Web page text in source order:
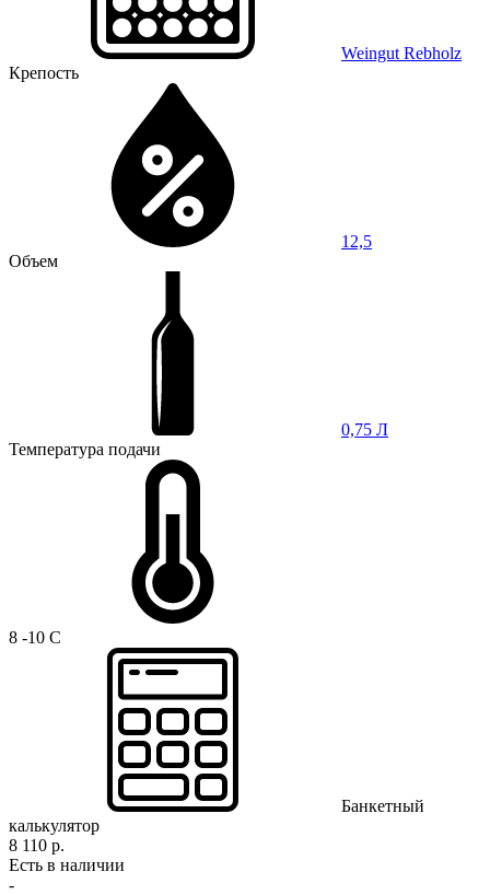
Weingut Rebholz
Крепость
12,5
Объем
0,75 Л
Температура подачи
8 -10 C
Банкетный
калькулятор
8 110 р.
Есть в наличии
-